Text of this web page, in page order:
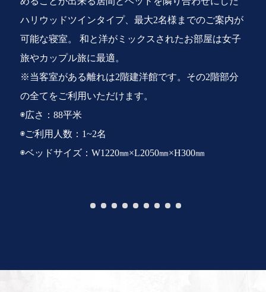
◉広さ：63平米
◉ご利用人数：1~4名
◉ベッドサイズ：W1400㎜×L2050㎜×H300㎜
ハリウッドツインタイプ、最大2名様までのご案内が
可能な寝室。 和と洋がミックスされたお部屋は女子
旅やカップル旅に最適。
※当客室がある離れは2階建洋館です。その2階部分
の全てをご利用いただけます。
◉広さ：88平米
◉ご利用人数：1~2名
◉ベッドサイズ：W1220㎜×L2050㎜×H300㎜
◉広さ：61平米
◉ご利用人数：1~4名
◉ベッドサイズ：W1400㎜×L2050㎜×H300
◉広さ：83平米
◉ご利用人数：1~3名
◉ベッドサイズ：W1220㎜×L2050㎜×H300
◉広さ：64平米
◉ご利用人数：1~3名
◉ベッドサイズ：W1400㎜×L2050㎜×H300㎜
◉広さ：60平米
◉ご利用人数：1~4名
◉ベッドサイズ：和布団：W1200㎜×L1950㎜
◉広さ：51平米
◉ご利用人数：1~2名
◉ベッドサイズ：W1400㎜×L2050㎜×H300㎜
◉広さ：52平米
◉ご利用人数：1~3名
◉広さ：28平米
◉ご利用人数：1~2名
◉ベッドサイズ（和布団）：W2000㎜×L2050㎜×H300
㎜
1 2 3 4 5 6 7 8 9